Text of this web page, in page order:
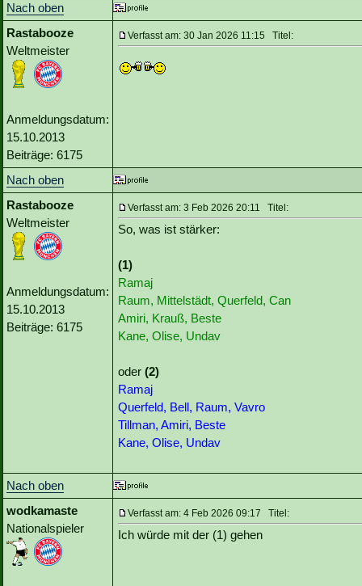
Nach oben
Rastabooze
Weltmeister
Anmeldungsdatum:
15.10.2013
Beiträge: 6175
Verfasst am: 30 Jan 2026 11:15 Titel:
Nach oben
Rastabooze
Weltmeister
Anmeldungsdatum:
15.10.2013
Beiträge: 6175
Verfasst am: 3 Feb 2026 20:11 Titel:
So, was ist stärker:
(1)
Ramaj
Raum, Mittelstädt, Querfeld, Can
Amiri, Krauß, Beste
Kane, Olise, Undav
oder (2)
Ramaj
Querfeld, Bell, Raum, Vavro
Tillman, Amiri, Beste
Kane, Olise, Undav
Nach oben
wodkamaste
Nationalspieler
Verfasst am: 4 Feb 2026 09:17 Titel:
Ich würde mit der (1) gehen